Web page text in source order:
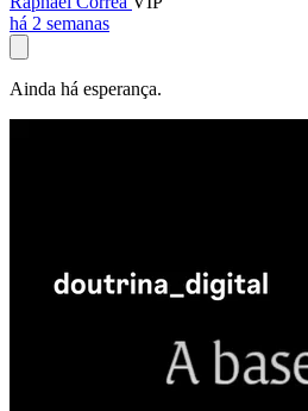
há 2 semanas
Ainda há esperança.